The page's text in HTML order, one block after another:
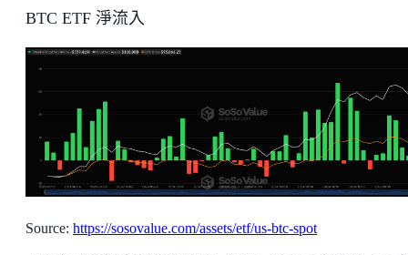
BTC ETF 淨流入
Source: https://sosovalue.com/assets/etf/us-btc-spot